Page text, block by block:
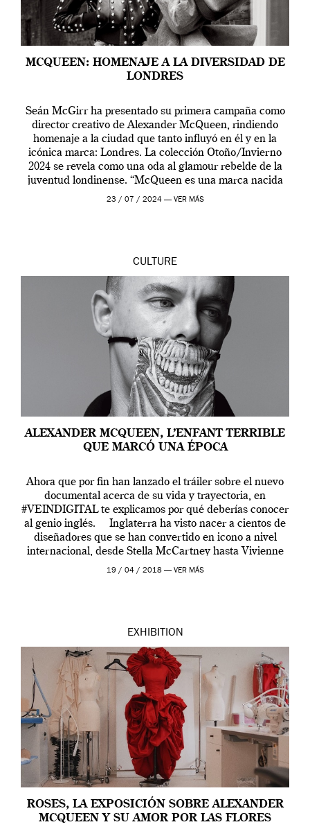
MCQUEEN: HOMENAJE A LA DIVERSIDAD DE
LONDRES
Seán McGirr ha presentado su primera campaña como
director creativo de Alexander McQueen, rindiendo
homenaje a la ciudad que tanto influyó en él y en la
icónica marca: Londres. La colección Otoño/Invierno
2024 se revela como una oda al glamour rebelde de la
juventud londinense. “McQueen es una marca nacida
en Londres y siempre ha […]
23 / 07 / 2024 — VER MÁS
CULTURE
ALEXANDER MCQUEEN, L’ENFANT TERRIBLE
QUE MARCÓ UNA ÉPOCA
Ahora que por fin han lanzado el tráiler sobre el nuevo
documental acerca de su vida y trayectoria, en
#VEINDIGITAL te explicamos por qué deberías conocer
al genio inglés. Inglaterra ha visto nacer a cientos de
diseñadores que se han convertido en icono a nivel
internacional, desde Stella McCartney hasta Vivienne
Westwood pasando […]
19 / 04 / 2018 — VER MÁS
EXHIBITION
ROSES, LA EXPOSICIÓN SOBRE ALEXANDER
MCQUEEN Y SU AMOR POR LAS FLORES